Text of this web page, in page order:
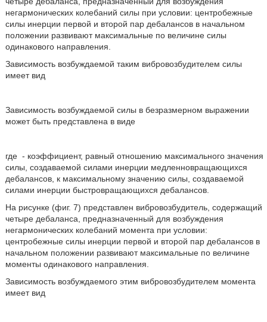
негармонических колебаний силы при условии: центробежные
силы инерции первой и второй пар дебалансов в начальном
положении развивают максимальные по величине силы
одинакового направления.
Зависимость возбуждаемой таким вибровозбудителем силы
имеет вид
Зависимость возбуждаемой силы в безразмерном выражении
может быть представлена в виде
где - коэффициент, равный отношению максимального значения
силы, создаваемой силами инерции медленновращающихся
дебалансов, к максимальному значению силы, создаваемой
силами инерции быстровращающихся дебалансов.
На рисунке (фиг. 7) представлен вибровозбудитель, содержащий
четыре дебаланса, предназначенный для возбуждения
негармонических колебаний момента при условии:
центробежные силы инерции первой и второй пар дебалансов в
начальном положении развивают максимальные по величине
моменты одинакового направления.
Зависимость возбуждаемого этим вибровозбудителем момента
имеет вид